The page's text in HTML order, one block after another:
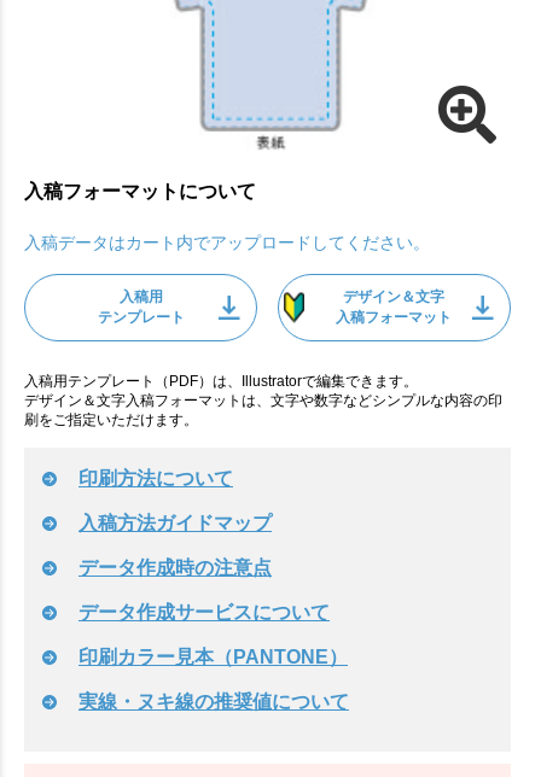
入稿フォーマットについて
入稿データはカート内でアップロードしてください。
入稿用
テンプレート
デザイン＆文字
入稿フォーマット
入稿用テンプレート（PDF）は、Illustratorで編集できます。
デザイン＆文字入稿フォーマットは、文字や数字などシンプルな内容の印
刷をご指定いただけます。
印刷方法について
入稿方法ガイドマップ
データ作成時の注意点
データ作成サービスについて
印刷カラー見本（PANTONE）
実線・ヌキ線の推奨値について